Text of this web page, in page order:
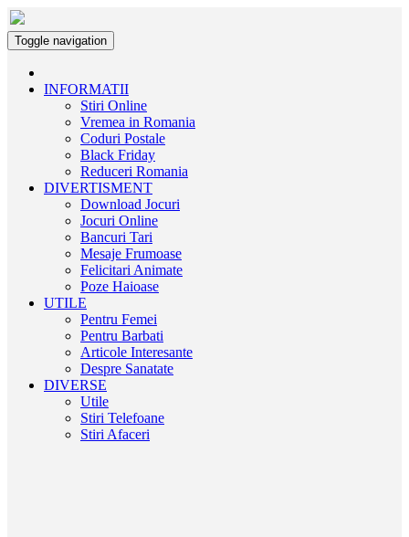
Toggle navigation
INFORMATII
Stiri Online
Vremea in Romania
Coduri Postale
Black Friday
Reduceri Romania
DIVERTISMENT
Download Jocuri
Jocuri Online
Bancuri Tari
Mesaje Frumoase
Felicitari Animate
Poze Haioase
UTILE
Pentru Femei
Pentru Barbati
Articole Interesante
Despre Sanatate
DIVERSE
Utile
Stiri Telefoane
Stiri Afaceri